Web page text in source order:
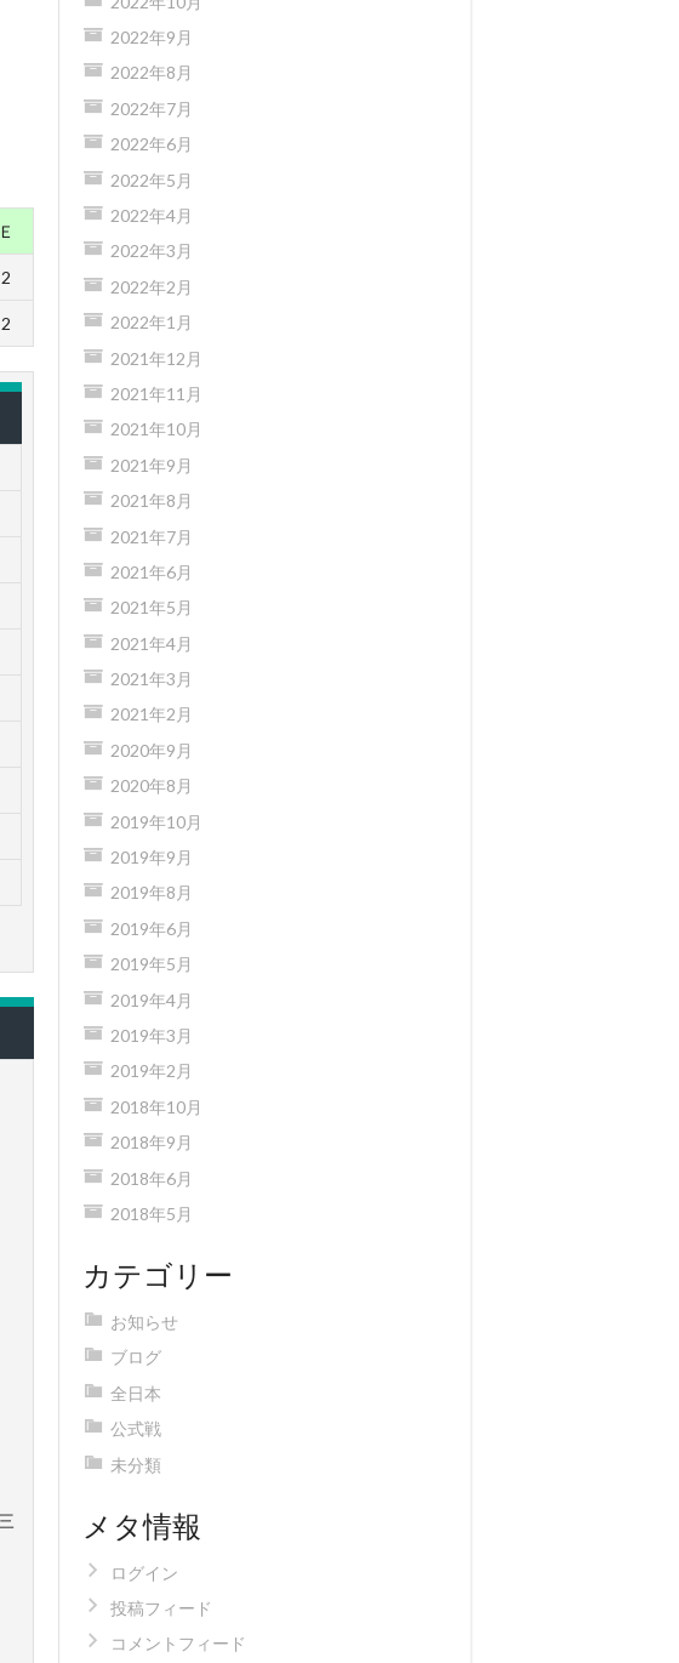
Ｅ
2
2
2022年9月
2022年8月
2022年7月
2022年6月
2022年5月
2022年4月
2022年3月
2022年2月
2022年1月
2021年12月
2021年11月
2021年10月
2021年9月
2021年8月
2021年7月
2021年6月
2021年5月
2021年4月
2021年3月
2021年2月
2020年9月
2020年8月
2019年10月
2019年9月
2019年8月
2019年6月
2019年5月
2019年4月
2019年3月
2019年2月
2018年10月
2018年9月
2018年6月
2018年5月
カテゴリー
お知らせ
ブログ
全日本
公式戦
未分類
メタ情報
ログイン
投稿フィード
コメントフィード